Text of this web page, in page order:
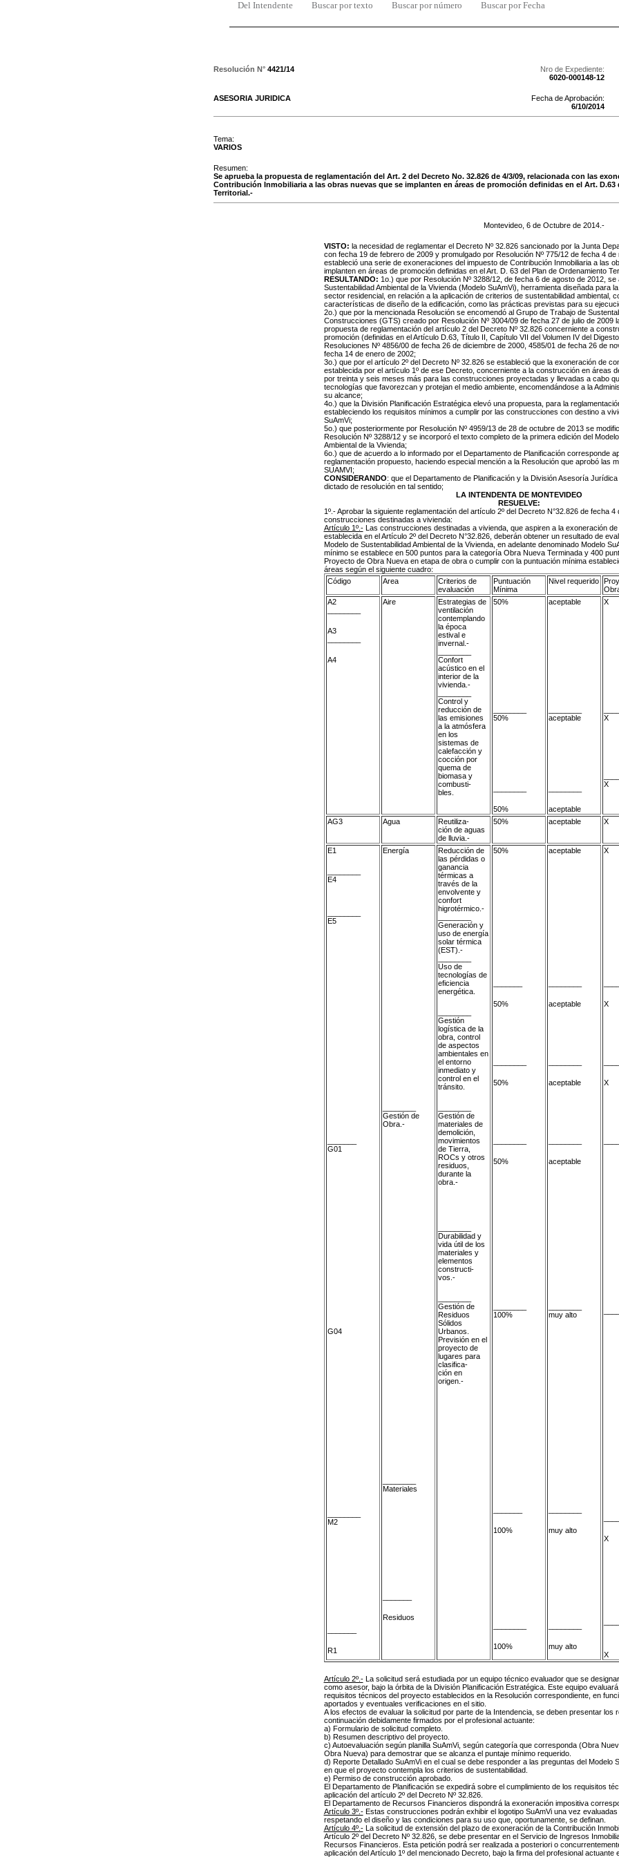
Del Intendente Buscar por texto Buscar por número Buscar por Fecha
Resolución N° 4421/14
Nro de Expediente:
6020-000148-12
ASESORIA JURIDICA
Fecha de Aprobación:
6/10/2014
Tema:
VARIOS
Resumen:
Se aprueba la propuesta de reglamentación del Art. 2 del Decreto No. 32.826 de 4/3/09, relacionada con las
Contribución Inmobiliaria a las obras nuevas que se implanten en áreas de promoción definidas en el Art. D.63
Territorial.-
Montevideo, 6de Octubrede 2014.-
VISTO: la necesidad de reglamentar el Decreto Nº 32.826 sancionado por la Junta
con fecha 19 de febrero de 2009 y promulgado por Resolución Nº 775/12 de fecha 4 de
estableció una serie de exoneraciones del impuesto de Contribución Inmobiliaria a las
implanten en áreas de promoción definidas en el Art. D. 63 del Plan de Ordenamiento
RESULTANDO: 1o.) que por Resolución Nº 3288/12, de fecha 6 de agosto de 2012, se
Sustentabilidad Ambiental de la Vivienda (Modelo SuAmVi), herramienta diseñada para
sector residencial, en relación a la aplicación de criterios de sustentabilidad ambiental,
características de diseño de la edificación, como las prácticas previstas para su
2o.) que por la mencionada Resolución se encomendó al Grupo de Trabajo de
Construcciones (GTS) creado por Resolución Nº 3004/09 de fecha 27 de julio de 2009
propuesta de reglamentación del artículo 2 del Decreto Nº 32.826 concerniente a
promoción (definidas en el Artículo D.63, Título II, Capítulo VII del Volumen IV del
Resoluciones Nº 4856/00 de fecha 26 de diciembre de 2000, 4585/01 de fecha 26 de
fecha 14 de enero de 2002;
3o.) que por el artículo 2º del Decreto Nº 32.826 se estableció que la exoneración de
establecida por el artículo 1º de ese Decreto, concerniente a la construcción en áreas
por treinta y seis meses más para las construcciones proyectadas y llevadas a cabo
tecnologías que favorezcan y protejan el medio ambiente, encomendándose a la
su alcance;
4o.) que la División Planificación Estratégica elevó una propuesta, para la
estableciendo los requisitos mínimos a cumplir por las construcciones con destino a
SuAmVi;
5o.) que posteriormente por Resolución Nº 4959/13 de 28 de octubre de 2013 se
Resolución Nº 3288/12 y se incorporó el texto completo de la primera edición del
Ambiental de la Vivienda;
6o.) que de acuerdo a lo informado por el Departamento de Planificación corresponde
reglamentación propuesto, haciendo especial mención a la Resolución que aprobó las
SUAMVI;
CONSIDERANDO: que el Departamento de Planificación y la División Asesoría
dictado de resolución en tal sentido;
LA INTENDENTA DE MONTEVIDEO
RESUELVE:
1º.- Aprobar la siguiente reglamentación del artículo 2º del Decreto N°32.826 de fecha
construcciones destinadas a vivienda:
Artículo 1º.-Las construcciones destinadas a vivienda, que aspiren a la exoneración de
establecida en el Artículo 2º del Decreto N°32.826, deberán obtener un resultado de
Modelo de Sustentabilidad Ambiental de la Vivienda, en adelante denominado Modelo
mínimo se establece en 500 puntos para la categoría Obra Nueva Terminada y 400
Proyecto de Obra Nueva en etapa de obra o cumplir con la puntuación mínima
áreas según el siguiente cuadro:
Código
Area
Criterios de
evaluación
Puntuación
Mínima
Nivel requerido
A2
A3
A4
Aire
Estrategias de
ventilación
contemplando
la época
estival e
invernal.-
Confort
acústico en el
interior de la
vivienda.-
Control y
reducción de
las emisiones
a la atmósfera
en los
sistemas de
calefacción y
cocción por
quema de
biomasa y
combusti-
bles.
50%
50%
50%
aceptable
aceptable
aceptable
X
X
X
AG3 Agua
Reutiliza-
ción de aguas
de lluvia.-
50% aceptable X
E1
E4
E5
G01
G04
M2
R1
Energía
Gestión de
Obra.-
Materiales
Residuos
Reducción de
las pérdidas o
ganancia
térmicas a
través de la
envolvente y
confort
higrotérmico.-
Generación y
uso de energía
solar térmica
(EST).-
Uso de
tecnologías de
eficiencia
energética.
Gestión
logística de la
obra, control
de aspectos
ambientales en
el entorno
inmediato y
control en el
tránsito.
Gestión de
materiales de
demolición,
movimientos
de Tierra,
ROCs y otros
residuos,
durante la
obra.-
Durabilidad y
vida útil de los
materiales y
elementos
constructi-
vos.-
Gestión de
Residuos
Sólidos
Urbanos.
Previsión en el
proyecto de
lugares para
clasifica-
ción en
origen.-
50%
50%
50%
50%
100%
100%
100%
aceptable
aceptable
aceptable
aceptable
muy alto
muy alto
muy alto
X
X
X
X
X
Artículo 2º.-La solicitud será estudiada por un equipo técnico evaluador que se
como asesor, bajo la órbita de la División Planificación Estratégica. Este equipo
requisitos técnicos del proyecto establecidos en la Resolución correspondiente, en
aportados y eventuales verificaciones en el sitio.
A los efectos de evaluar la solicitud por parte de la Intendencia, se deben presentar los
continuación debidamente firmados por el profesional actuante:
a) Formulario de solicitud completo.
b) Resumen descriptivo del proyecto.
c) Autoevaluación según planilla SuAmVi, según categoría que corresponda (Obra
Obra Nueva) para demostrar que se alcanza el puntaje mínimo requerido.
d) Reporte Detallado SuAmVi en el cual se debe responder a las preguntas del Modelo
en que el proyecto contempla los criterios de sustentabilidad.
e) Permiso de construcción aprobado.
El Departamento de Planificación se expedirá sobre el cumplimiento de los requisitos
aplicación del artículo 2º del Decreto Nº 32.826.
El Departamento de Recursos Financieros dispondrá la exoneración impositiva
Artículo 3º.-Estas construcciones podrán exhibir el logotipo SuAmVi una vez evaluadas
respetando el diseño y las condiciones para su uso que, oportunamente, se definan.
Artículo 4º.-La solicitud de extensión del plazo de exoneración de la Contribución
Artículo 2º del Decreto Nº 32.826, se debe presentar en el Servicio de Ingresos
Recursos Financieros. Esta petición podrá ser realizada a posteriori o
aplicación del Artículo 1º del mencionado Decreto, bajo la firma del profesional actuante